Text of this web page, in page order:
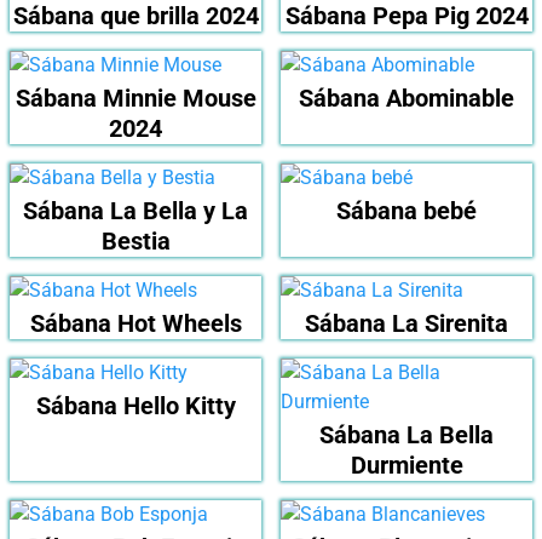
Sábana que brilla 2024 Sábana Pepa Pig 2024
Sábana Minnie Mouse
2024
Sábana Abominable
Sábana La Bella y La
Bestia
Sábana bebé
Sábana Hot Wheels Sábana La Sirenita
Sábana Hello Kitty
Sábana La Bella
Durmiente